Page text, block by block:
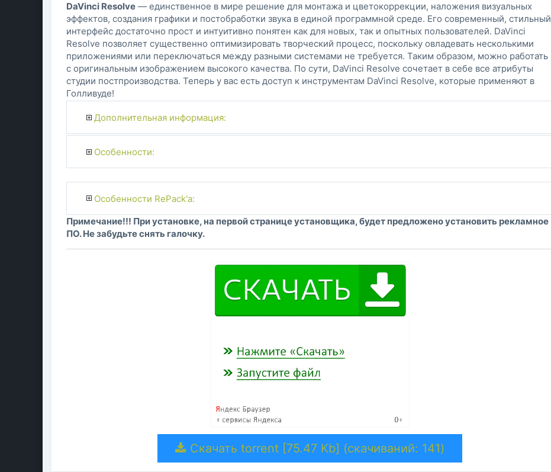
DaVinci Resolve — единственное в мире решение для монтажа и цветокоррекции, наложения визуальных
эффектов, создания графики и постобработки звука в единой программной среде. Его современный, стильный
интерфейс достаточно прост и интуитивно понятен как для новых, так и опытных пользователей. DaVinci
Resolve позволяет существенно оптимизировать творческий процесс, поскольку овладевать несколькими
приложениями или переключаться между разными системами не требуется. Таким образом, можно работать
с оригинальным изображением высокого качества. По сути, DaVinci Resolve сочетает в себе все атрибуты
студии постпроизводства. Теперь у вас есть доступ к инструментам DaVinci Resolve, которые применяют в
Голливуде!
Дополнительная информация:
Особенности:
Особенности RePack'a:
Примечание!!! При установке, на первой странице установщика, будет предложено установить рекламное
ПО. Не забудьте снять галочку.
Скачать torrent [75.47 Kb] (cкачиваний: 141)